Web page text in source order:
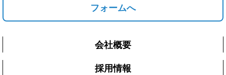
フォームへ
会社概要
採用情報